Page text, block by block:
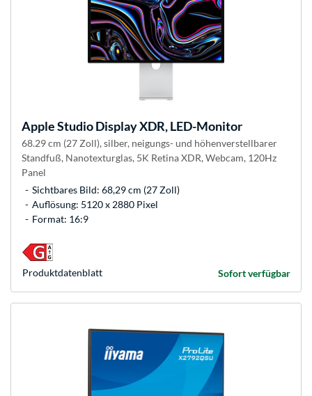
AppleStudio Display XDR, LED-Monitor
68.29 cm (27 Zoll), silber, neigungs- und höhenverstellbarer
Standfuß, Nanotexturglas, 5K Retina XDR, Webcam, 120Hz
Panel
Sichtbares Bild: 68,29 cm (27 Zoll)
Auflösung: 5120 x 2880 Pixel
Format: 16:9
Sofort verfügbar
Produkt­datenblatt